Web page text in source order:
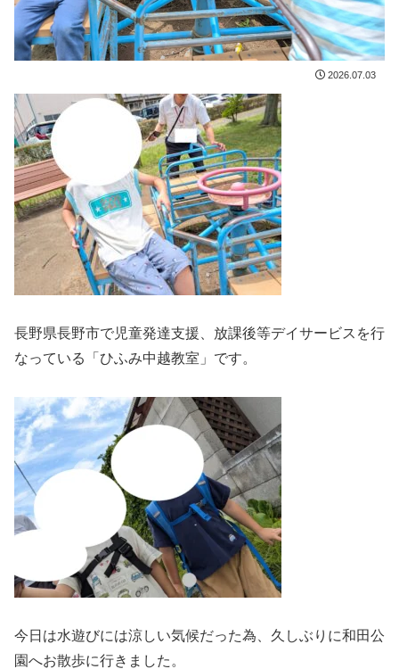
2026.07.03
長野県長野市で児童発達支援、放課後等デイサービスを行
なっている「ひふみ中越教室」です。
今日は水遊びには涼しい気候だった為、久しぶりに和田公
園へお散歩に行きました。